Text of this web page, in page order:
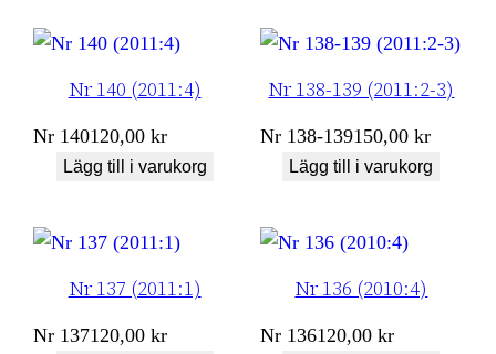
Nr 140 (2011:4)
Nr 140120,00kr
Lägg till i varukorg
Nr 138-139 (2011:2-3)
Nr 138-139150,00kr
Lägg till i varukorg
Nr 137 (2011:1)
Nr 137120,00kr
Nr 136 (2010:4)
Nr 136120,00kr